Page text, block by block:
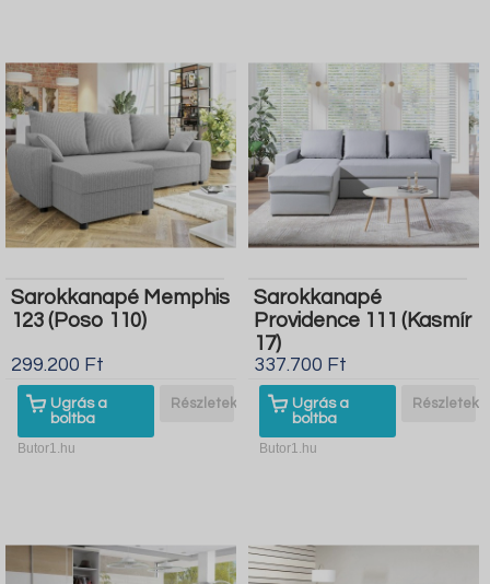
Sarokkanapé Memphis
123 (Poso 110)
299.200 Ft
Ugrás a
boltba
Részletek
Butor1.hu
Sarokkanapé
Providence 111 (Kasmír
17)
337.700 Ft
Ugrás a
boltba
Részletek
Butor1.hu